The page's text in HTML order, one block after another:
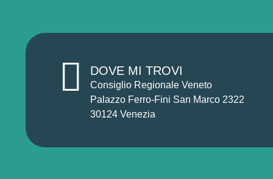
DOVE MI TROVI
Consiglio Regionale Veneto
Palazzo Ferro-Fini San Marco 2322
30124 Venezia